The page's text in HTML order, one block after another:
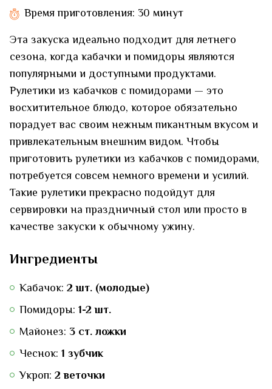
Время приготовления: 30 минут
Эта закуска идеально подходит для летнего
сезона, когда кабачки и помидоры являются
популярными и доступными продуктами.
Рулетики из кабачков с помидорами — это
восхитительное блюдо, которое обязательно
порадует вас своим нежным пикантным вкусом и
привлекательным внешним видом. Чтобы
приготовить рулетики из кабачков с помидорами,
потребуется совсем немного времени и усилий.
Такие рулетики прекрасно подойдут для
сервировки на праздничный стол или просто в
качестве закуски к обычному ужину.
Ингредиенты
Кабачок: 2 шт. (молодые)
Помидоры: 1-2 шт.
Майонез: 3 ст. ложки
Чеснок: 1 зубчик
Укроп: 2 веточки